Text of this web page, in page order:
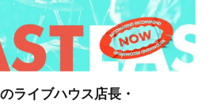
ライブハウス店長・